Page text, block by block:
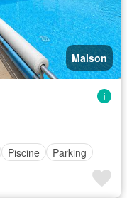
Maison
Piscine Parking